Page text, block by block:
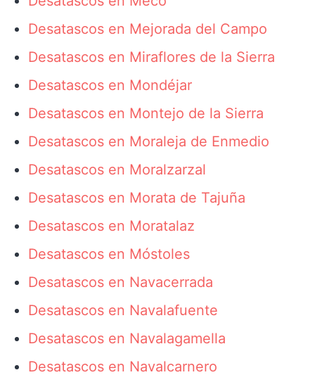
Desatascos en Mejorada del Campo
Desatascos en Miraflores de la Sierra
Desatascos en Mondéjar
Desatascos en Montejo de la Sierra
Desatascos en Moraleja de Enmedio
Desatascos en Moralzarzal
Desatascos en Morata de Tajuña
Desatascos en Moratalaz
Desatascos en Móstoles
Desatascos en Navacerrada
Desatascos en Navalafuente
Desatascos en Navalagamella
Desatascos en Navalcarnero